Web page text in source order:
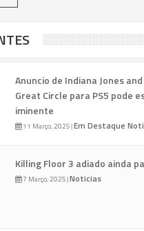
Anuncio de Indiana Jones
Great Circle para PS5 pode
iminente
11 Março, 2025|Em Destaque
Killing Floor 3 adiado ainda
7 Março, 2025|Noticias